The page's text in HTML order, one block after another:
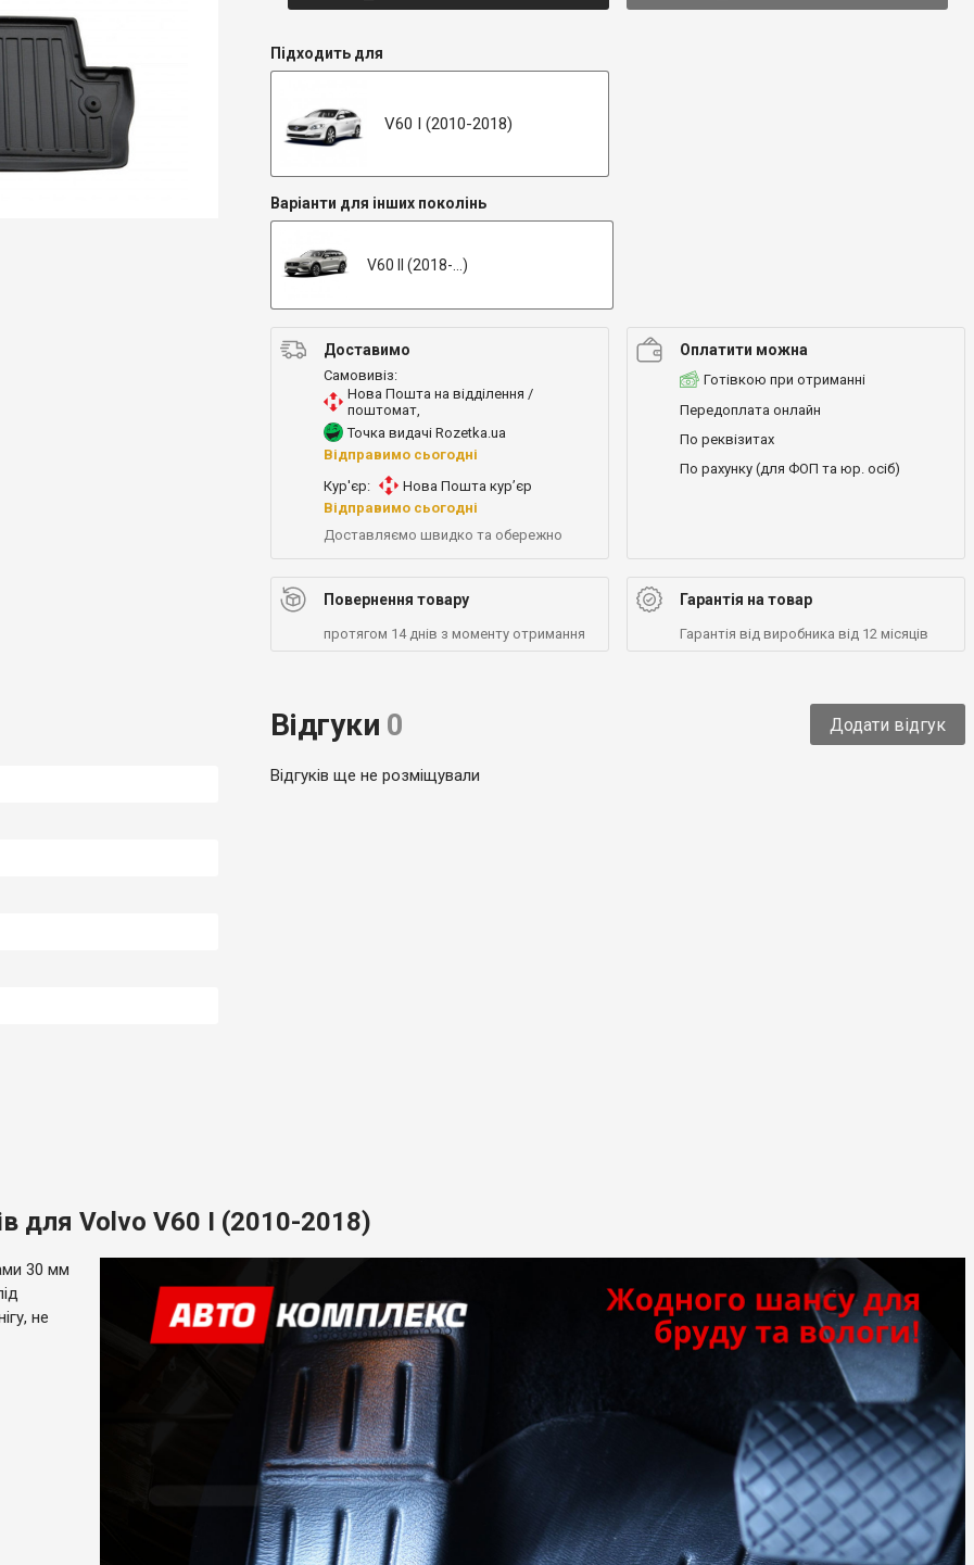
Підходить для
V60 I (2010-2018)
Варіанти для інших поколінь
V60 II (2018-…)
Доставимо
Самовивіз:
Нова Пошта на відділення /
поштомат,
Точка видачі Rozetka.ua
Відправимо сьогодні
Кур'єр:
Нова Пошта кур’єр
Відправимо сьогодні
Доставляємо швидко та обережно
Оплатити можна
Готівкою при отриманні
Передоплата онлайн
По реквізитах
По рахунку (для ФОП та юр. осіб)
Повернення товару
протягом 14 днів з моменту отримання
Гарантія на товар
Гарантія від виробника від 12 місяців
Відгуки 0 Додати відгук
Відгуків ще не розміщували
для Volvo V60 I (2010-2018)
30 мм
не